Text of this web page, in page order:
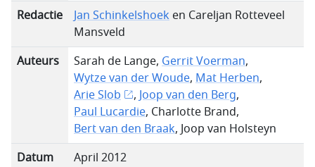
Redactie
Jan Schinkelshoek en Careljan Rotteveel
Mansveld
Auteurs
Sarah de Lange, Gerrit Voerman,
Wytze van der Woude, Mat Herben,
Arie Slob
, Joop van den Berg,
Paul Lucardie, Charlotte Brand,
Bert van den Braak, Joop van Holsteyn
Datum
April 2012